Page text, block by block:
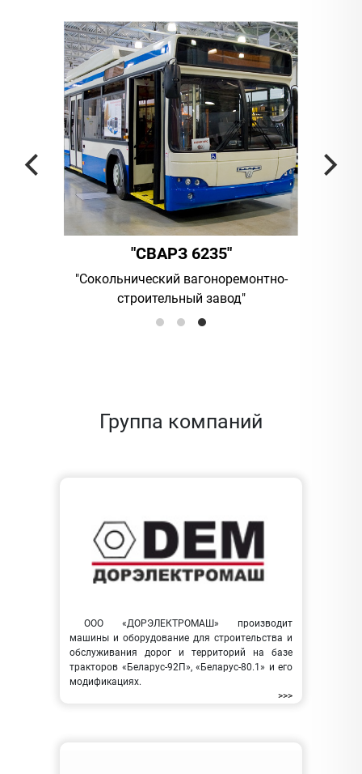
UAB "Vilniaus viesasis
вагоноремонтно-
Группа компаний
ООО «ДОРЭЛЕКТРОМАШ» производит
машины и оборудование для строительства и
обслуживания дорог и территорий на базе
тракторов «Беларус-92П», «Беларус-80.1» и его
модификациях.
>>>